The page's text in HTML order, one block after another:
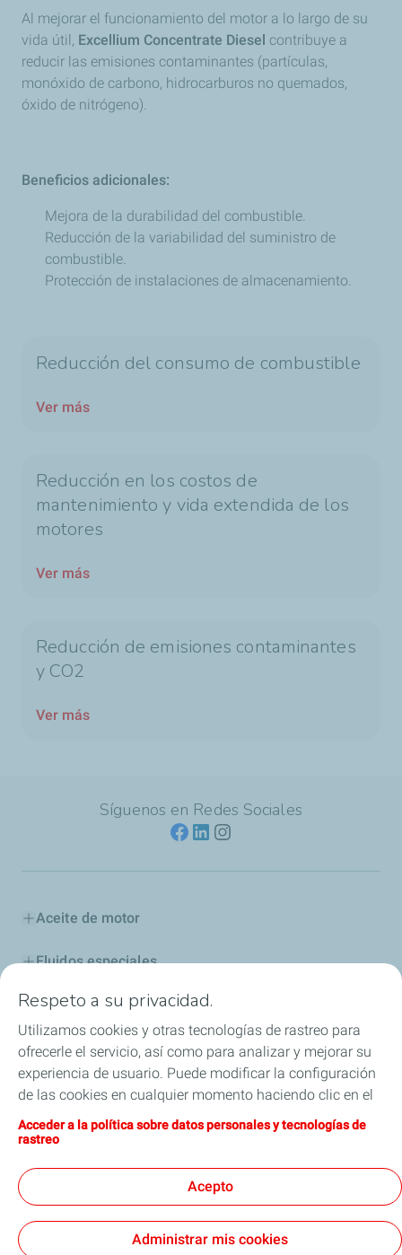
Al mejorar el funcionamiento del motor a lo largo de su
vida útil, Excellium Concentrate Diesel contribuye a
reducir las emisiones contaminantes (partículas,
monóxido de carbono, hidrocarburos no quemados,
óxido de nitrógeno).
Beneficios adicionales:
Mejora de la durabilidad del combustible.
Reducción de la variabilidad del suministro de
combustible.
Protección de instalaciones de almacenamiento.
Reducción del consumo de combustible
Ver más
Reducción en los costos de
mantenimiento y vida extendida de los
motores
Ver más
Reducción de emisiones contaminantes
y CO2
Ver más
Síguenos en Redes Sociales
Aceite de motor
Fluidos especiales
Aditivos y Combustibles
Industria
Competición
Blog
ELF, la leyenda continúa
Respeto a su privacidad.
Utilizamos cookies y otras tecnologías de rastreo para
ofrecerle el servicio, así como para analizar y mejorar su
experiencia de usuario. Puede modificar la configuración
de las cookies en cualquier momento haciendo clic en el
botón «Gérer mes cookies» (Gestionar cookies). Al hacer
clic en el botón «J’accepte» (Aceptar), nos autoriza a
refuse» (Rechazar), depositaremos únicamente las
cookies técnicas estrictamente necesarias para el
correcto funcionamiento del sitio web. Si desea más
información, puede consultar la página relativa a la
Acceder a la política sobre datos personales y tecnologías de
rastreo
Acepto
Administrar mis cookies